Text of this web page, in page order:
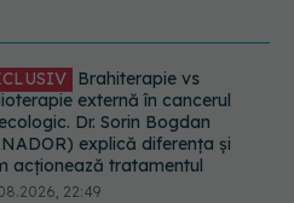
De ce unele paciente
de col uterin nu mai ajung
Dr. Sorin Bogdan
Intervenția
doar în situații